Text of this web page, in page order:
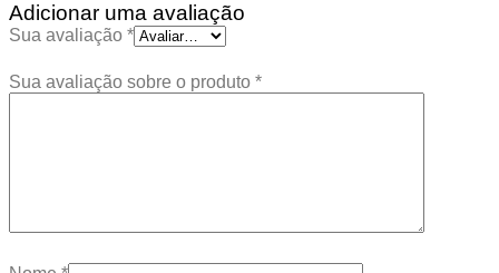
Adicionar uma avaliação
Sua avaliação *
Sua avaliação sobre o produto *